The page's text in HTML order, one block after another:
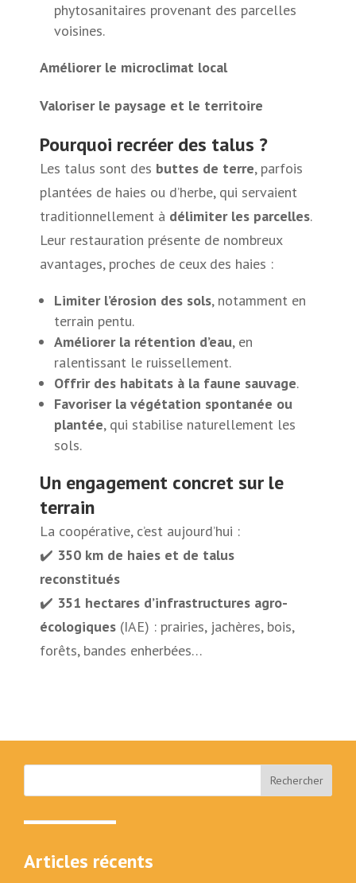
phytosanitaires provenant des parcelles
voisines.
Améliorer le microclimat local
Valoriser le paysage et le territoire
Pourquoi recréer des talus ?
Les talus sont des buttes de terre, parfois
plantées de haies ou d’herbe, qui servaient
traditionnellement à délimiter les parcelles.
Leur restauration présente de nombreux
avantages, proches de ceux des haies :
Limiter l’érosion des sols, notamment en
terrain pentu.
Améliorer la rétention d’eau, en
ralentissant le ruissellement.
Offrir des habitats à la faune sauvage.
Favoriser la végétation spontanée ou
plantée, qui stabilise naturellement les
sols.
Un engagement concret sur le
terrain
La coopérative, c’est aujourd’hui :
✔️ 350 km de haies et de talus
reconstitués
✔️ 351 hectares d’infrastructures agro-
écologiques (IAE) : prairies, jachères, bois,
forêts, bandes enherbées…
Articles récents